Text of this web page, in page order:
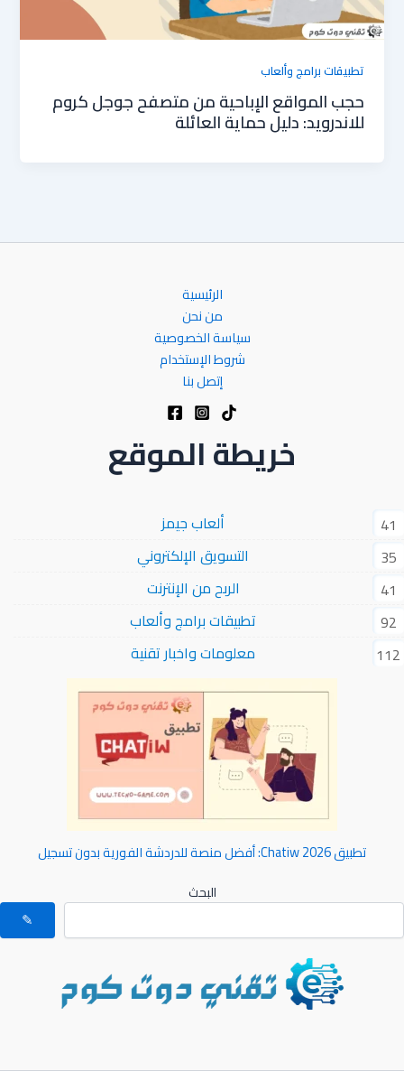
تطبيقات برامج وألعاب
حجب المواقع الإباحية من متصفح جوجل كروم
للاندرويد: دليل حماية العائلة
الرئيسية
من نحن
سياسة الخصوصية
شروط الإستخدام
إتصل بنا
خريطة الموقع
ألعاب جيمز
41
التسويق الإلكتروني
35
الربح من الإنترنت
41
تطبيقات برامج وألعاب
92
معلومات واخبار تقنية
112
تطبيق Chatiw 2026: أفضل منصة للدردشة الفورية بدون تسجيل
البحث
✎